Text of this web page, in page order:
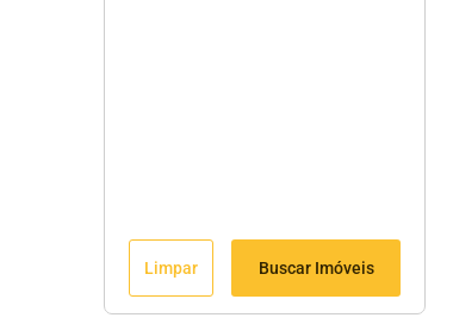
Limpar Buscar Imóveis